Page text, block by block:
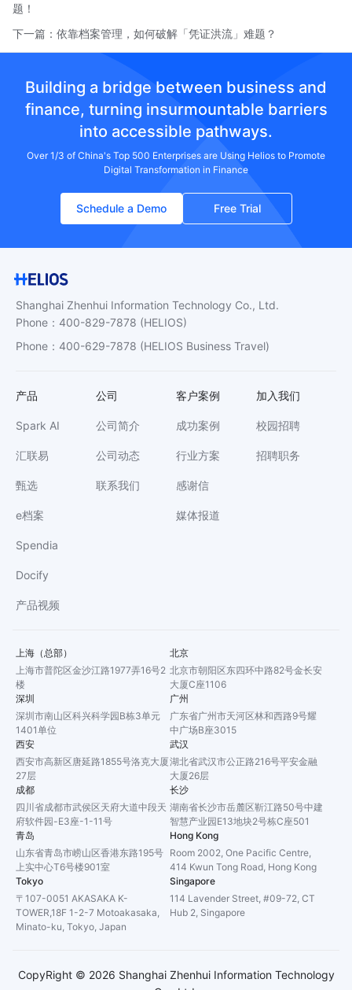
题！
下一篇： 依靠档案管理，如何破解「凭证洪流」难题？
Building a bridge between business and
finance, turning insurmountable barriers
into accessible pathways.
Over 1/3 of China's Top 500 Enterprises are Using Helios to Promote
Digital Transformation in Finance
Schedule a Demo Free Trial
Shanghai Zhenhui Information Technology Co., Ltd.
Phone ： 400-829-7878 (HELIOS)
Phone ： 400-629-7878 (HELIOS Business Travel)
产品
Spark AI
汇联易
甄选
e档案
Spendia
Docify
产品视频
公司
公司简介
公司动态
联系我们
客户案例
成功案例
行业方案
感谢信
媒体报道
加入我们
校园招聘
招聘职务
上海（总部）
上海市普陀区金沙江路1977弄16号2
楼
北京
北京市朝阳区东四环中路82号金长安
大厦C座1106
深圳
深圳市南山区科兴科学园B栋3单元
1401单位
广州
广东省广州市天河区林和西路9号耀
中广场B座3015
西安
西安市高新区唐延路1855号洛克大厦
27层
武汉
湖北省武汉市公正路216号平安金融
大厦26层
成都
四川省成都市武侯区天府大道中段天
府软件园-E3座-1-11号
长沙
湖南省长沙市岳麓区靳江路50号中建
智慧产业园E13地块2号栋C座501
青岛
山东省青岛市崂山区香港东路195号
上实中心T6号楼901室
Hong Kong
Room 2002, One Pacific Centre,
414 Kwun Tong Road, Hong Kong
Tokyo
〒107-0051 AKASAKA K-
TOWER,18F 1-2-7 Motoakasaka,
Minato-ku, Tokyo, Japan
Singapore
114 Lavender Street, #09-72, CT
Hub 2, Singapore
CopyRight © 2026 Shanghai Zhenhui Information Technology